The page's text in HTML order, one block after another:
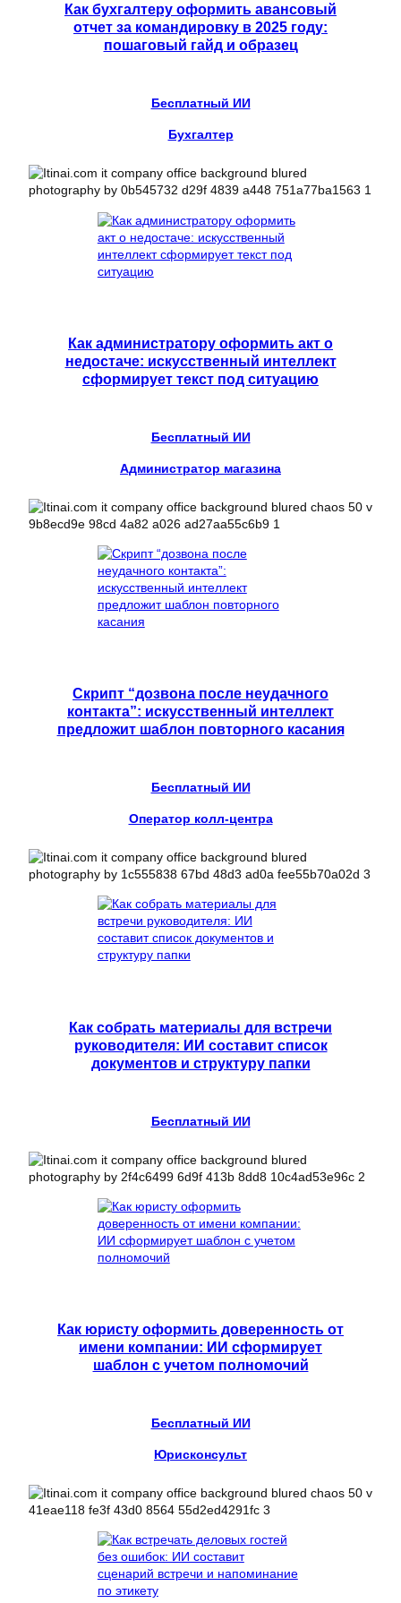
Как бухгалтеру оформить авансовый
отчет за командировку в 2025 году:
пошаговый гайд и образец
Бесплатный ИИ
Бухгалтер
Как администратору оформить акт о
недостаче: искусственный интеллект
сформирует текст под ситуацию
Бесплатный ИИ
Администратор магазина
Скрипт “дозвона после неудачного
контакта”: искусственный интеллект
предложит шаблон повторного касания
Бесплатный ИИ
Оператор колл-центра
Как собрать материалы для встречи
руководителя: ИИ составит список
документов и структуру папки
Бесплатный ИИ
Как юристу оформить доверенность от
имени компании: ИИ сформирует
шаблон с учетом полномочий
Бесплатный ИИ
Юрисконсульт